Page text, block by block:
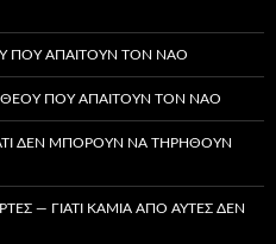
ΠΟΥ ΑΠΑΙΤΟΎΝ ΤΟΝ ΝΑΌ
ΠΟΥ ΑΠΑΙΤΟΎΝ ΤΟΝ ΝΑΌ
ΔΕΝ ΜΠΟΡΟΎΝ ΝΑ ΤΗΡΗΘΟΎΝ
— ΓΙΑΤΊ ΚΑΜΊΑ ΑΠΌ ΑΥΤΈΣ ΔΕΝ